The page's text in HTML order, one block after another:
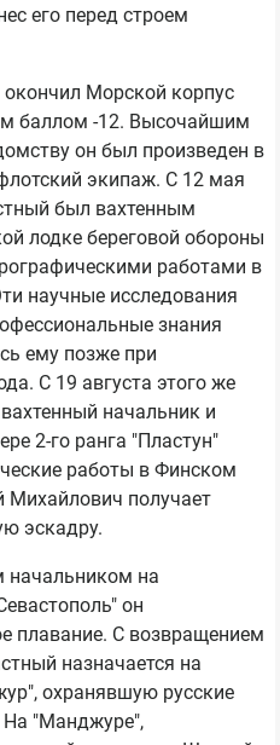
его перед строем
Морской корпус
баллом -12. Высочайшим
он был произведен в
экипаж. С 12 мая
был вахтенным
лодке береговой обороны
работами в
научные исследования
знания
ему позже при
С 19 августа этого же
начальник и
2-го ранга "Пластун"
работы в Финском
Михайлович получает
эскадру.
начальником на
он
плавание. С возвращением
назначается на
охранявшую русские
"Манджуре",